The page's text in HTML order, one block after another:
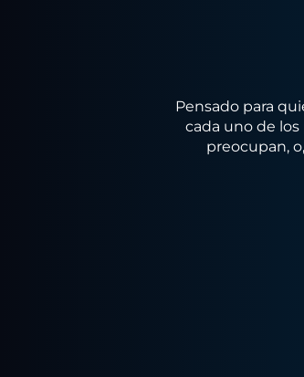
Pensado para
cada uno de
preocupan,